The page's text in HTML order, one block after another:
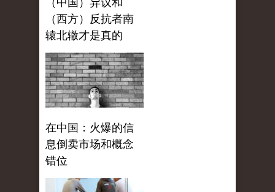
（中国）异议和
（西方）反抗者南
辕北辙才是真的
在中国：火爆的信
息倒卖市场和概念
错位